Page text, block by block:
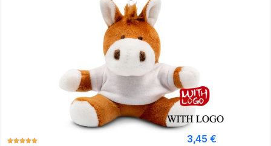
3,45 €